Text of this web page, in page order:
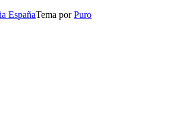
EspañaTema porPuro